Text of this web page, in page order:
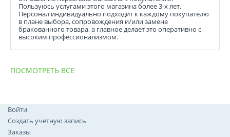
Пользуюсь услугами этого магазина более 3-х лет.
Персонал индивидуально подходит к каждому покупателю
в плане выбора, сопровождения и/или замене
бракованного товара, а главное делает это оперативно с
высоким профессионализмом.
ПОСМОТРЕТЬ ВСЕ
Войти
Создать учетную запись
Заказы